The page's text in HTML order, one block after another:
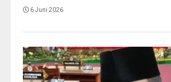
6 Juni 2026